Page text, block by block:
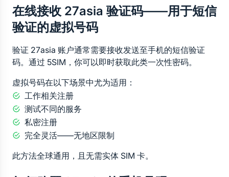
在线接收 27asia 验证码——用于短信
验证的虚拟号码
验证 27asia 账户通常需要接收发送至手机的短信验证
码。通过 5SIM，你可以即时获取此类一次性密码。
虚拟号码在以下场景中尤为适用：
工作相关注册
测试不同的服务
私密注册
完全灵活——无地区限制
此方法全球通用，且无需实体 SIM 卡。